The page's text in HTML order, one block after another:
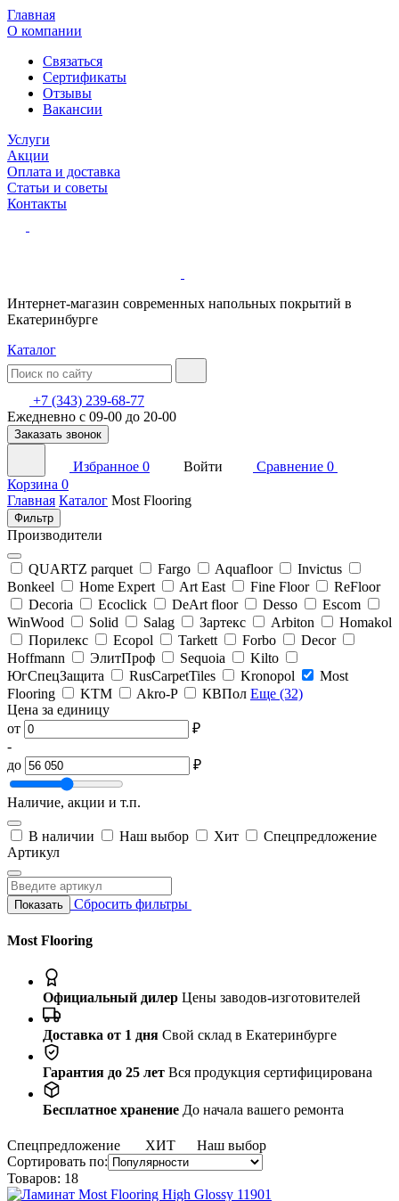
Главная
О компании
Связаться
Сертификаты
Отзывы
Вакансии
Услуги
Акции
Оплата и доставка
Статьи и советы
Контакты
Интернет-магазин современных напольных покрытий в
Екатеринбурге
Каталог
+7 (343) 239-68-77
Ежедневно с 09-00 до 20-00
Заказать звонок
Избранное 0 Войти Сравнение 0
Корзина 0
Главная Каталог Most Flooring
Фильтр
Производители
QUARTZ parquet Fargo Aquafloor
Invictus
Bonkeel
Home Expert Art East Fine Floor
ReFloor
Decoria
Ecoclick DeArt floor Desso
Escom
WinWood
Solid Salag Зартекс Arbiton
Homakol
Порилекс
Ecopol Tarkett Forbo
Decor
Hoffmann
ЭлитПроф Sequoia
Kilto
ЮгСпецЗащита
RusCarpetTiles Kronopol
Most
Flooring
KTM Akro-P КВПол Еще (32)
Цена за единицу
от
₽
-
до
₽
Наличие, акции и т.п.
В наличии Наш выбор Хит
Спецпредложение
Артикул
Показать Сбросить фильтры
Most Flooring
Официальный дилер Цены заводов-изготовителей
Доставка от 1 дня Свой склад в Екатеринбурге
Гарантия до 25 лет Вся продукция сертифицирована
Бесплатное хранение До начала вашего ремонта
Спецпредложение ХИТ
Наш выбор
Сортировать по:
Товаров: 18